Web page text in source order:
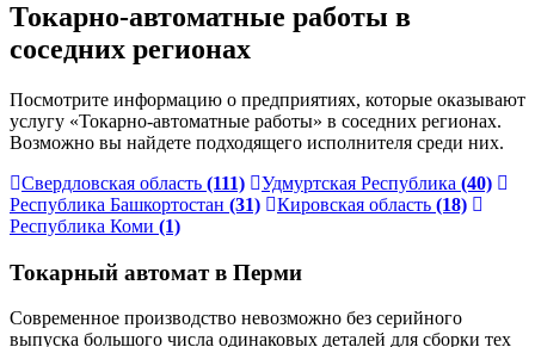
Токарно-автоматные работы в
соседних регионах
Посмотрите информацию о предприятиях, которые оказывают
услугу «Токарно-автоматные работы» в соседних регионах.
Возможно вы найдете подходящего исполнителя среди них.
Свердловская область (111) Удмуртская Республика (40)
Республика Башкортостан (31) Кировская область (18)
Республика Коми (1)
Токарный автомат в Перми
Современное производство невозможно без серийного
выпуска большого числа одинаковых деталей для сборки тех